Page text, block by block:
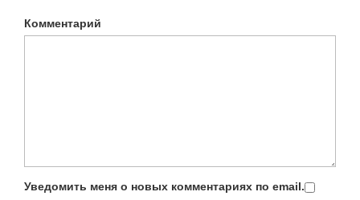
Комментарий
Уведомить меня о новых комментариях по email.